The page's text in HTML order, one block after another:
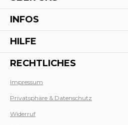
INFOS
HILFE
RECHTLICHES
Impressum
Privatsphäre & Datenschutz
Widerruf